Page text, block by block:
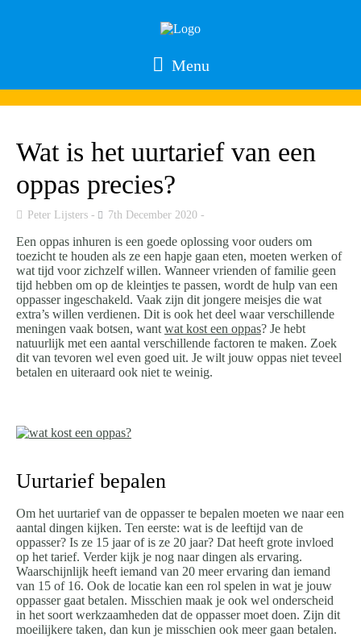
Menu
Wat is het uurtarief van een
oppas precies?
Peter Lijsters 7th December 2020
Een oppas inhuren is een goede oplossing voor ouders om
toezicht te houden als ze een hapje gaan eten, moeten werken of
wat tijd voor zichzelf willen. Wanneer vrienden of familie geen
tijd hebben om op de kleintjes te passen, wordt de hulp van een
oppasser ingeschakeld. Vaak zijn dit jongere meisjes die wat
extra’s willen verdienen. Dit is ook het deel waar verschillende
meningen vaak botsen, want wat kost een oppas? Je hebt
natuurlijk met een aantal verschillende factoren te maken. Zoek
dit van tevoren wel even goed uit. Je wilt jouw oppas niet teveel
betalen en uiteraard ook niet te weinig.
Uurtarief bepalen
Om het uurtarief van de oppasser te bepalen moeten we naar een
aantal dingen kijken. Ten eerste: wat is de leeftijd van de
oppasser? Is ze 15 jaar of is ze 20 jaar? Dat heeft grote invloed
op het tarief. Verder kijk je nog naar dingen als ervaring.
Waarschijnlijk heeft iemand van 20 meer ervaring dan iemand
van 15 of 16. Ook de locatie kan een rol spelen in wat je jouw
oppasser gaat betalen. Misschien maak je ook wel onderscheid
in het soort werkzaamheden dat de oppasser moet doen. Zijn dit
moeilijkere taken, dan kun je misschien ook meer gaan betalen.